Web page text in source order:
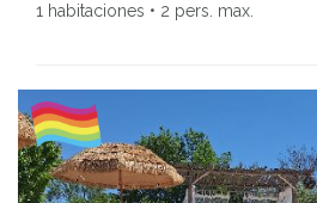
1 habitaciones • 2 pers. max.